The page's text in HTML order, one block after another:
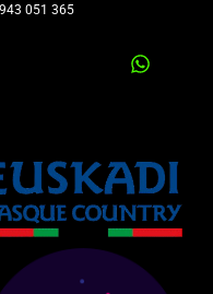
051 365